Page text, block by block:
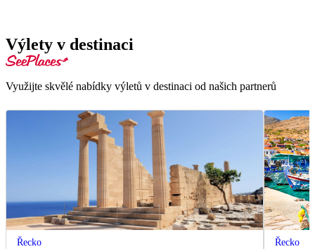
Výlety v destinaci
Využijte skvělé nabídky výletů v destinaci od našich partnerů
Řecko Řecko